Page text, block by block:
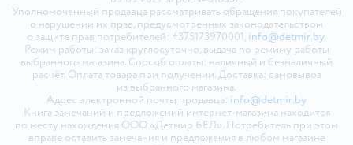
Уполномоченный продавца рассматривать обращения покупателей
о нарушении их прав, предусмотренных законодательством
о защите прав потребителей: +375173970001, info@detmir.by.
Режим работы: заказ круглосуточно, выдача по режиму работы
выбранного магазина. Способ оплаты: наличный и безналичный
расчёт. Оплата товара при получении. Доставка: самовывоз
из выбранного магазина.
Адрес электронной почты продавца: info@detmir.by
Книга замечаний и предложений интернет-магазина находится
по месту нахождения ООО «Детмир БЕЛ». Потребитель при этом
вправе оставить замечания и предложения в любом магазине